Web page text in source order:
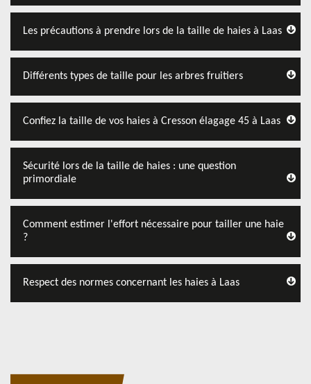
Les précautions à prendre lors de la taille de haies à Laas
Différents types de taille pour les arbres fruitiers
Confiez la taille de vos haies à Cresson élagage 45 à Laas
Sécurité lors de la taille de haies : une question
primordiale
Comment estimer l'effort nécessaire pour tailler une haie
?
Respect des normes concernant les haies à Laas